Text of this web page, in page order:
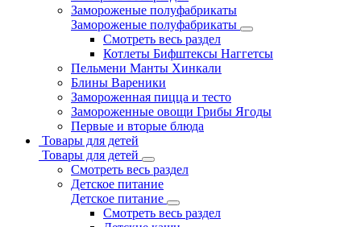
Замороженые полуфабрикаты
Замороженые полуфабрикаты
Смотреть весь раздел
Котлеты Бифштексы Наггетсы
Пельмени Манты Хинкали
Блины Вареники
Замороженная пицца и тесто
Замороженные овощи Грибы Ягоды
Первые и вторые блюда
Товары для детей
Товары для детей
Смотреть весь раздел
Детское питание
Детское питание
Смотреть весь раздел